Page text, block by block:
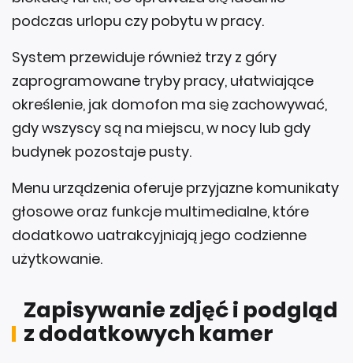
podczas urlopu czy pobytu w pracy.
System przewiduje również trzy z góry
zaprogramowane tryby pracy, ułatwiające
określenie, jak domofon ma się zachowywać,
gdy wszyscy są na miejscu, w nocy lub gdy
budynek pozostaje pusty.
Menu urządzenia oferuje przyjazne komunikaty
głosowe oraz funkcje multimedialne, które
dodatkowo uatrakcyjniają jego codzienne
użytkowanie.
Zapisywanie zdjęć i podgląd
z dodatkowych kamer